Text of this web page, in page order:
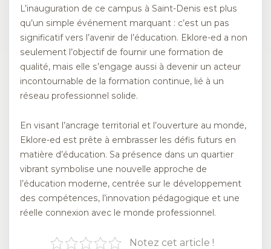
L’inauguration de ce campus à Saint-Denis est plus
qu’un simple événement marquant : c’est un pas
significatif vers l’avenir de l’éducation. Eklore-ed a non
seulement l’objectif de fournir une formation de
qualité, mais elle s’engage aussi à devenir un acteur
incontournable de la formation continue, lié à un
réseau professionnel solide.
En visant l’ancrage territorial et l’ouverture au monde,
Eklore-ed est prête à embrasser les défis futurs en
matière d’éducation. Sa présence dans un quartier
vibrant symbolise une nouvelle approche de
l’éducation moderne, centrée sur le développement
des compétences, l’innovation pédagogique et une
réelle connexion avec le monde professionnel.
Notez cet article !